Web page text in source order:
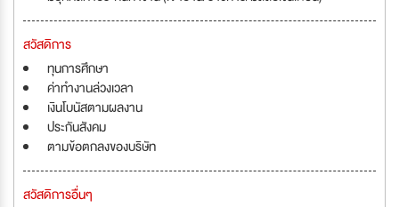
สวัสดิการ
ทุนการศึกษา
ค่าทำงานล่วงเวลา
เงินโบนัสตามผลงาน
ประกันสังคม
ตามข้อตกลงของบริษัท
สวัสดิการอื่นๆ